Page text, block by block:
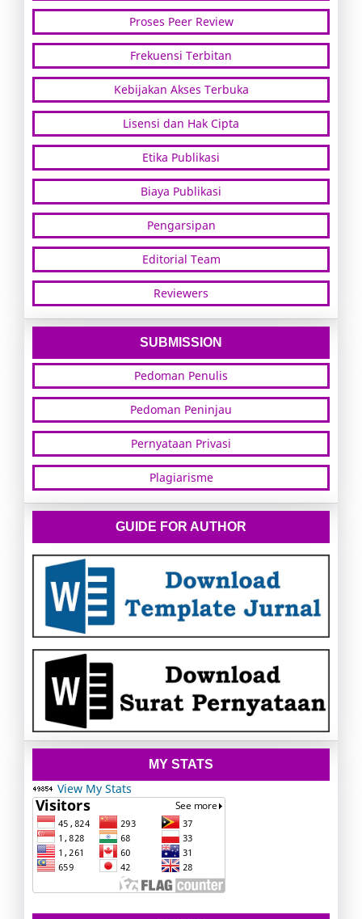
Proses Peer Review
Frekuensi Terbitan
Kebijakan Akses Terbuka
Lisensi dan Hak Cipta
Etika Publikasi
Biaya Publikasi
Pengarsipan
Editorial Team
Reviewers
SUBMISSION
Pedoman Penulis
Pedoman Peninjau
Pernyataan Privasi
Plagiarisme
GUIDE FOR AUTHOR
MY STATS
View My Stats